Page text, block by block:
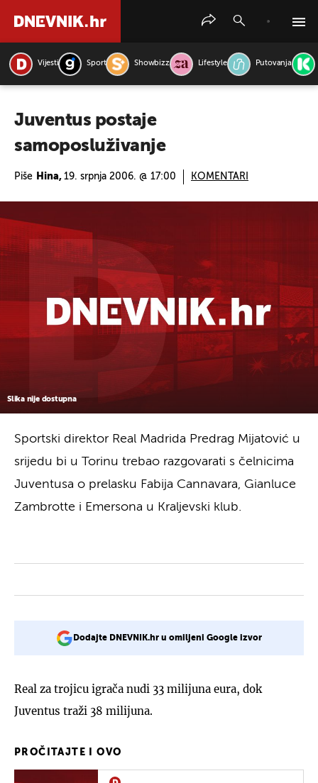
Vijesti Sport Showbizz Lifestyle Putovanja
Juventus postaje
samoposluživanje
Piše Hina, 19. srpnja 2006. @ 17:00 KOMENTARI
Slika nije dostupna
Sportski direktor Real Madrida Predrag Mijatović u
srijedu bi u Torinu trebao razgovarati s čelnicima
Juventusa o prelasku Fabija Cannavara, Gianluce
Zambrotte i Emersona u Kraljevski klub.
Dodajte DNEVNIK.hr u omiljeni Google izvor
Real za trojicu igrača nudi 33 milijuna eura, dok
Juventus traži 38 milijuna.
PROČITAJTE I OVO
PRETRAŽITE VIJESTI